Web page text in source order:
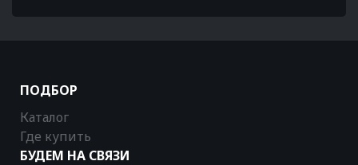
ПОДБОР
Каталог
Где купить
БУДЕМ НА СВЯЗИ